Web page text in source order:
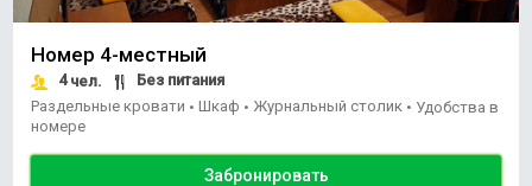
Номер 4-местный
4чел.
Без питания
Раздельные кровати • Шкаф • Журнальный столик • Удобства в
номере
Забронировать